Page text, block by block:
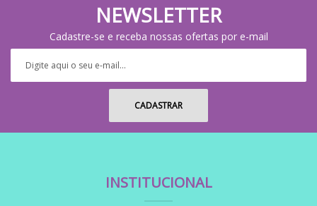
NEWSLETTER
Cadastre-se e receba nossas ofertas por e-mail
INSTITUCIONAL